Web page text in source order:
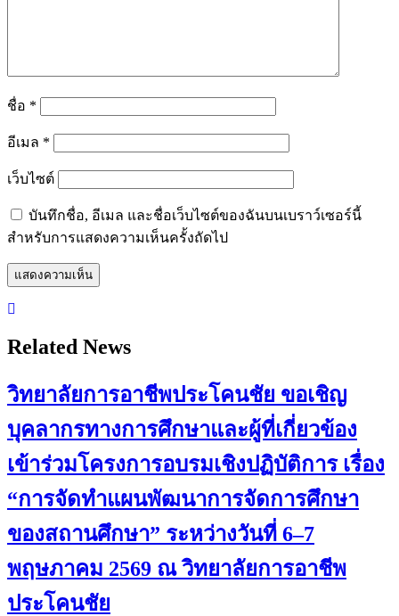
ชื่อ *
อีเมล *
เว็บไซต์
บันทึกชื่อ, อีเมล และชื่อเว็บไซต์ของฉันบนเบราว์เซอร์นี้
สำหรับการแสดงความเห็นครั้งถัดไป
Related News
วิทยาลัยการอาชีพประโคนชัย ขอเชิญ
บุคลากรทางการศึกษาและผู้ที่เกี่ยวข้อง
เข้าร่วมโครงการอบรมเชิงปฏิบัติการ เรื่อง
“การจัดทำแผนพัฒนาการจัดการศึกษา
ของสถานศึกษา” ระหว่างวันที่ 6–7
พฤษภาคม 2569 ณ วิทยาลัยการอาชีพ
ประโคนชัย